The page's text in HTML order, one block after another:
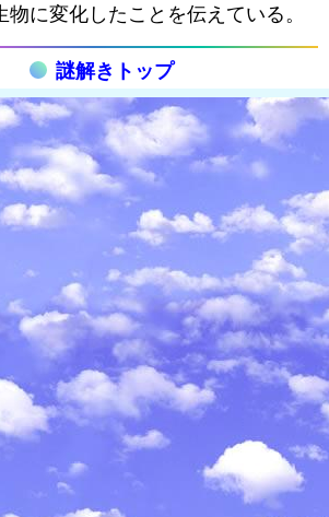
に変化したことを伝えている。
謎解きトップ